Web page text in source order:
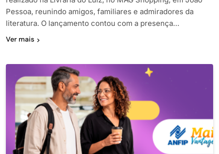
Pessoa, reunindo amigos, familiares e admiradores da
literatura. O lançamento contou com a presença…
Ver mais